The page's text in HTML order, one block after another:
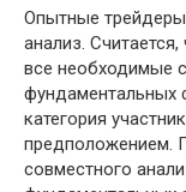
Опытные трейдеры
анализ.
все необходимые
фундаментальных
категория
предположением.
совместного